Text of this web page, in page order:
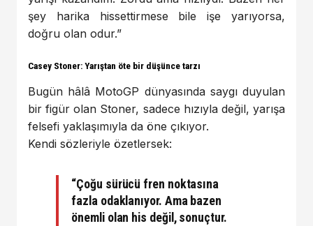
şey harika hissettirmese bile işe yarıyorsa,
doğru olan odur.”
Casey Stoner: Yarıştan öte bir düşünce tarzı
Bugün hâlâ MotoGP dünyasında saygı duyulan
bir figür olan Stoner, sadece hızıyla değil, yarışa
felsefi yaklaşımıyla da öne çıkıyor.
Kendi sözleriyle özetlersek:
“Çoğu sürücü fren noktasına
fazla odaklanıyor. Ama bazen
önemli olan his değil, sonuçtur.